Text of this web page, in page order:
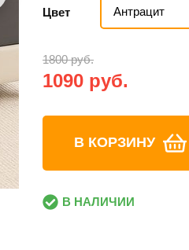
Цвет Антрацит
1800 руб.
1090 руб.
В КОРЗИНУ
В НАЛИЧИИ